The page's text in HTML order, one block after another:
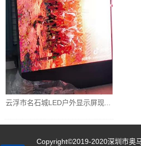
云浮市名石城LED户外显示屏现...
Copyright©2019-2020深圳市奥